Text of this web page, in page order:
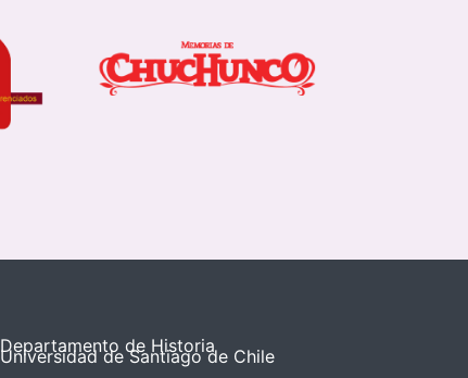
Departamento de Historia
Universidad de Santiago de Chile